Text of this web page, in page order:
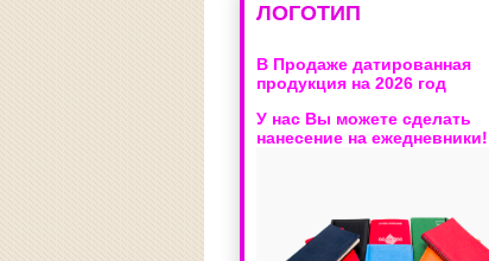
ЛОГОТИП
В Продаже датированная
продукция на 2026 год
У нас Вы можете сделать
нанесение на ежедневники!